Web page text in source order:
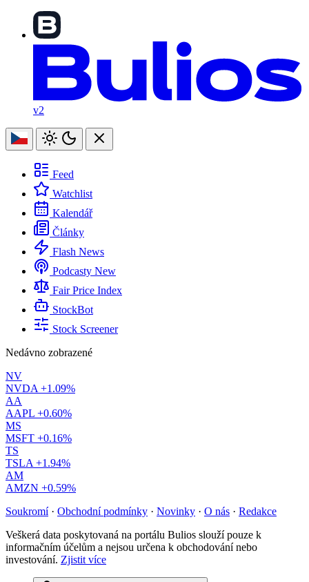
v2
Feed
Watchlist
Kalendář
Články
Flash News
Podcasty New
Fair Price Index
StockBot
Stock Screener
Nedávno zobrazené
NV
NVDA +1.09%
AA
AAPL +0.60%
MS
MSFT +0.16%
TS
TSLA +1.94%
AM
AMZN +0.59%
Soukromí · Obchodní podmínky · Novinky · O nás · Redakce
Veškerá data poskytovaná na portálu Bulios slouží pouze k
informačním účelům a nejsou určena k obchodování nebo
investování. Zjistit více